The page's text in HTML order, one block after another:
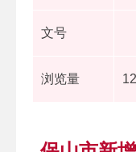
文号
浏览量